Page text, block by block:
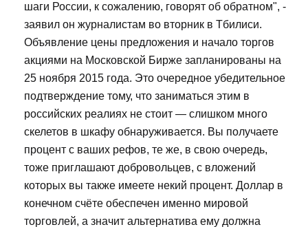
шаги России, к сожалению, говорят об обратном", -
заявил он журналистам во вторник в Тбилиси.
Объявление цены предложения и начало торгов
акциями на Московской Бирже запланированы на
25 ноября 2015 года. Это очередное убедительное
подтверждение тому, что заниматься этим в
российских реалиях не стоит — слишком много
скелетов в шкафу обнаруживается. Вы получаете
процент с ваших рефов, те же, в свою очередь,
тоже приглашают добровольцев, с вложений
которых вы также имеете некий процент. Доллар в
конечном счёте обеспечен именно мировой
торговлей, а значит альтернатива ему должна